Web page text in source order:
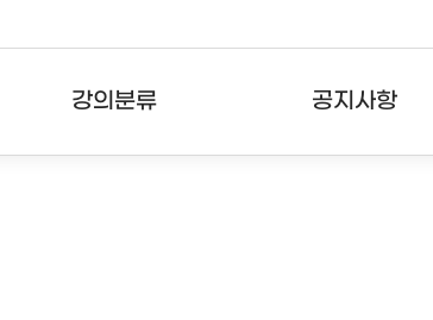
강의분류 공지사항